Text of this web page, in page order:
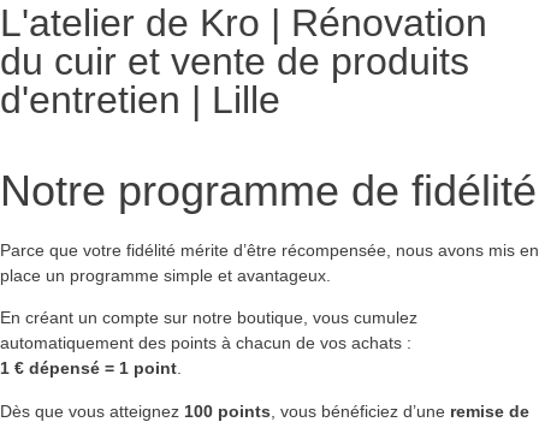
L'atelier de Kro | Rénovation
du cuir et vente de produits
d'entretien | Lille
Notre programme de fidélité
Parce que votre fidélité mérite d’être récompensée, nous avons mis en
place un programme simple et avantageux.
En créant un compte sur notre boutique, vous cumulez
automatiquement des points à chacun de vos achats :
1 € dépensé = 1 point.
Dès que vous atteignez 100 points , vous bénéficiez d’une remise de